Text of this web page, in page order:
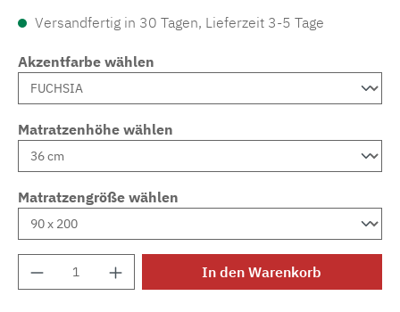
Versandfertig in 30 Tagen, Lieferzeit 3-5 Tage
Akzentfarbe wählen
Matratzenhöhe wählen
Matratzengröße wählen
Produkt Anzahl: Gib den gewünschten
In den Warenkorb